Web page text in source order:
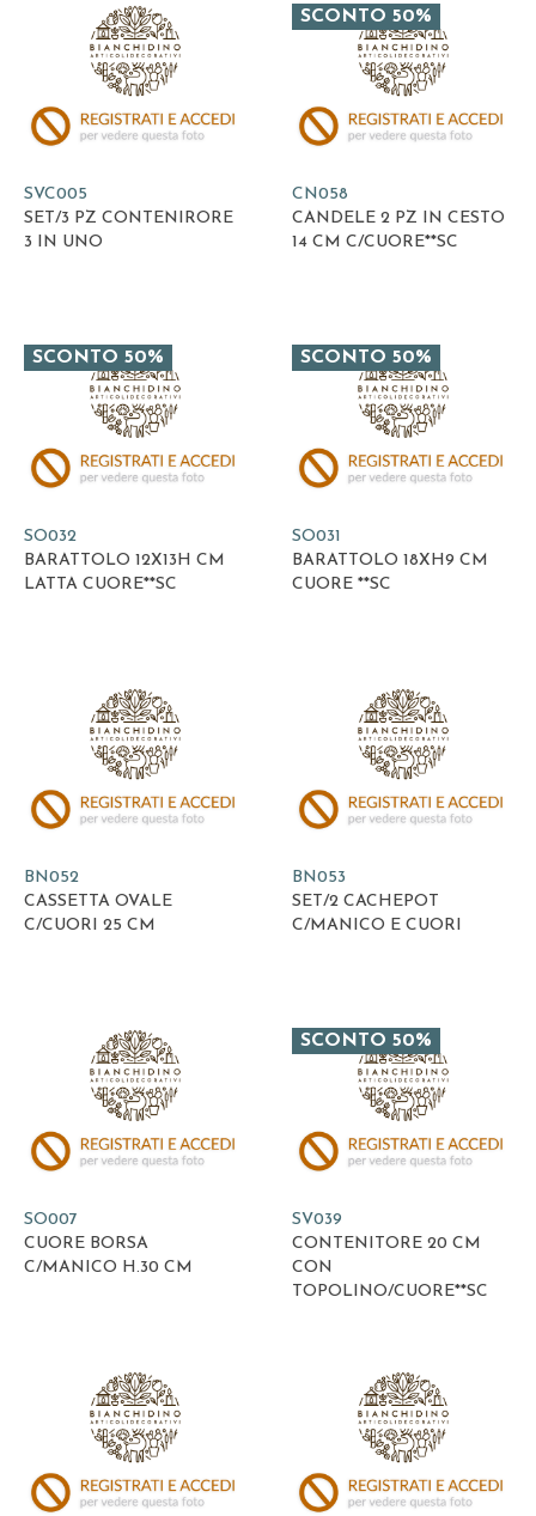
SVC005
SET/3 PZ CONTENIRORE
3 IN UNO
CN058
CANDELE 2 PZ IN CESTO
14 CM C/CUORE**SC
SCONTO 50%
SO032
BARATTOLO 12X13H CM
LATTA CUORE**SC
SCONTO 50%
SO031
BARATTOLO 18XH9 CM
CUORE **SC
SCONTO 50%
BN052
CASSETTA OVALE
C/CUORI 25 CM
BN053
SET/2 CACHEPOT
C/MANICO E CUORI
SO007
CUORE BORSA
C/MANICO H.30 CM
SV039
CONTENITORE 20 CM
CON
TOPOLINO/CUORE**SC
SCONTO 50%